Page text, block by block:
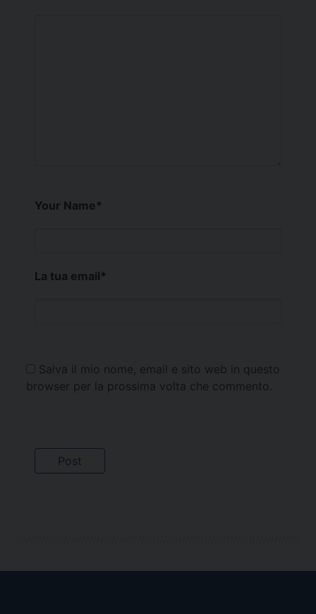
Your Name*
La tua email*
Salva il mio nome, email e sito web in questo
browser per la prossima volta che commento.